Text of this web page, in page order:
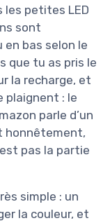
les petites LED
sont
bas selon le
que tu as pris le
la recharge, et
plaignent : le
parle d’un
honnêtement,
pas la partie
simple : un
la couleur, et